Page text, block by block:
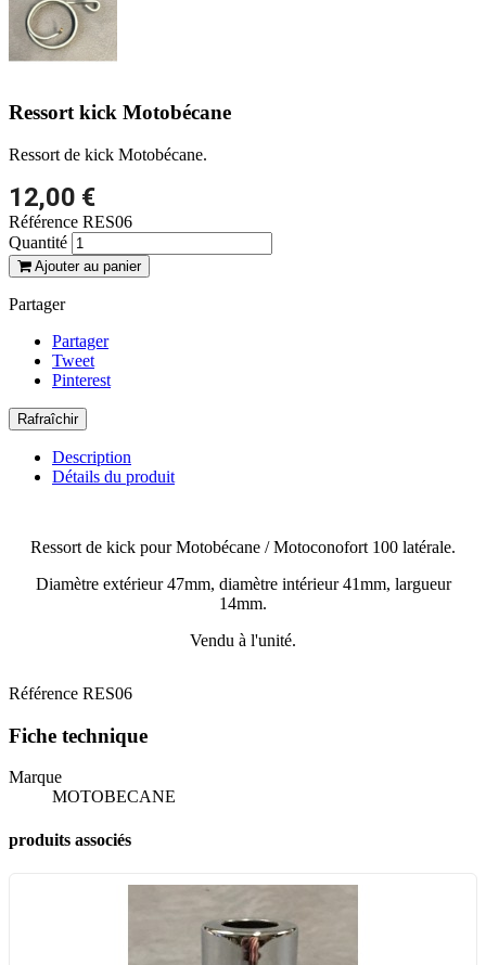
Ressort kick Motobécane
Ressort de kick Motobécane.
12,00 €
Référence RES06
Quantité
Ajouter au panier
Partager
Partager
Tweet
Pinterest
Description
Détails du produit
Ressort de kick pour Motobécane / Motoconofort 100 latérale.
Diamètre extérieur 47mm, diamètre intérieur 41mm, largueur
14mm.
Vendu à l'unité.
Référence RES06
Fiche technique
Marque
MOTOBECANE
produits associés